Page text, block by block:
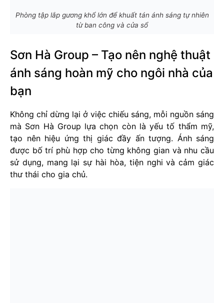
Phòng tập lắp gương khổ lớn để khuất tán ánh sáng tự nhiên
từ ban công và cửa sổ
Sơn Hà Group – Tạo nên nghệ thuật
ánh sáng hoàn mỹ cho ngôi nhà của
bạn
Không chỉ dừng lại ở việc chiếu sáng, mỗi nguồn sáng
mà Sơn Hà Group lựa chọn còn là yếu tố thẩm mỹ,
tạo nên hiệu ứng thị giác đầy ấn tượng. Ánh sáng
được bố trí phù hợp cho từng không gian và nhu cầu
sử dụng, mang lại sự hài hòa, tiện nghi và cảm giác
thư thái cho gia chủ.